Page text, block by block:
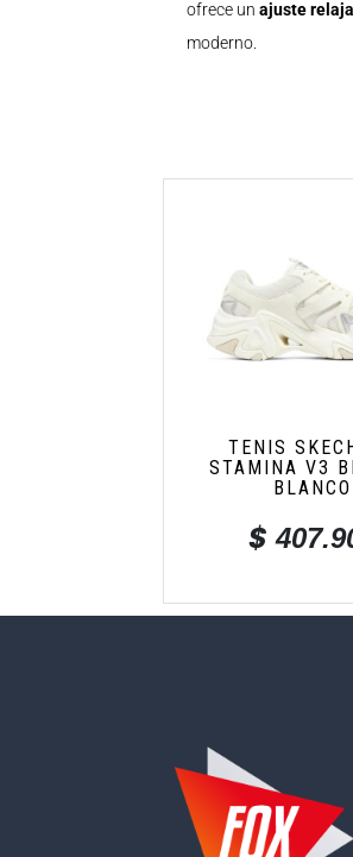
ofrece un ajuste
moderno.
TENIS
STAMINA V3
BLANCO
$